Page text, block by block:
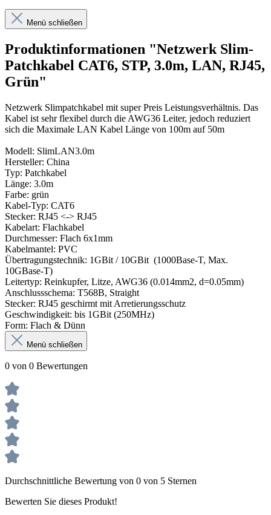
Menü schließen
Produktinformationen "Netzwerk Slim-
Patchkabel CAT6, STP, 3.0m, LAN, RJ45,
Grün"
Netzwerk Slimpatchkabel mit super Preis Leistungsverhältnis. Das
Kabel ist sehr flexibel durch die AWG36 Leiter, jedoch reduziert
sich die Maximale LAN Kabel Länge von 100m auf 50m
Modell: SlimLAN3.0m
Hersteller: China
Typ: Patchkabel
Länge: 3.0m
Farbe: grün
Kabel-Typ: CAT6
Stecker: RJ45 <-> RJ45
Kabelart: Flachkabel
Durchmesser: Flach 6x1mm
Kabelmantel: PVC
Übertragungstechnik: 1GBit / 10GBit (1000Base-T, Max.
10GBase-T)
Leitertyp: Reinkupfer, Litze, AWG36 (0.014mm2, d=0.05mm)
Anschlussschema: T568B, Straight
Stecker: RJ45 geschirmt mit Arretierungsschutz
Geschwindigkeit: bis 1GBit (250MHz)
Form: Flach & Dünn
Menü schließen
0 von 0 Bewertungen
Durchschnittliche Bewertung von 0 von 5 Sternen
Bewerten Sie dieses Produkt!